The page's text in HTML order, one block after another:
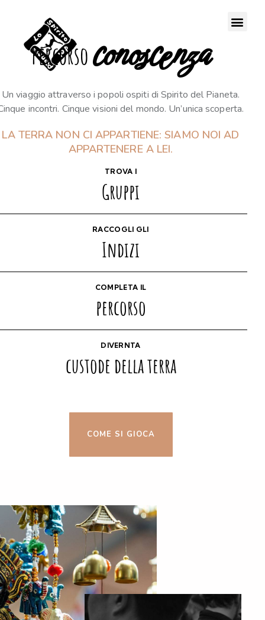
Percorsoconoscenza
Un viaggio attraverso i popoli ospiti di Spirito del Pianeta.
incontri. Cinque visioni del mondo. Un’unica scoperta.
LA TERRA NON CI APPARTIENE: SIAMO NOI AD
APPARTENERE A LEI.
TROVA I
Gruppi
RACCOGLI GLI
Indizi
COMPLETA IL
percorso
DIVERNTA
custode della terra
COME SI GIOCA